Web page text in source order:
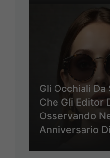
Gli Occhiali Da
Che Gli Editor
Osservando
Anniversario